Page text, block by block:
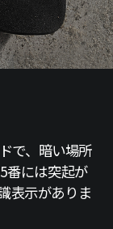
で、暗い場所
番には突起が
表示がありま